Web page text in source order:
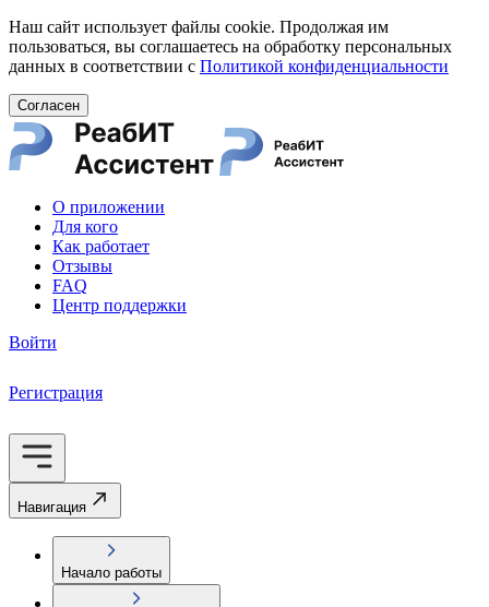
Наш сайт использует файлы cookie. Продолжая им
пользоваться, вы соглашаетесь на обработку персональных
данных в соответствии с Политикой конфиденциальности
Согласен
О приложении
Для кого
Как работает
Отзывы
FAQ
Центр поддержки
Войти
Регистрация
Навигация
Начало работы